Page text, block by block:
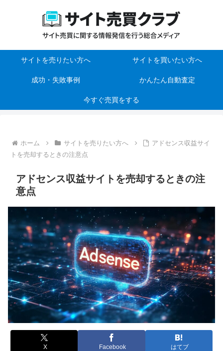
サイトを売りたい方へ サイトを買いたい方へ
成功・失敗事例 かんたん自動査定
今すぐ売買をする
ホーム サイトを売りたい方へ
アドセンス収益サイ
トを売却するときの注意点
アドセンス収益サイトを売却するときの注
意点
X Facebook はてブ